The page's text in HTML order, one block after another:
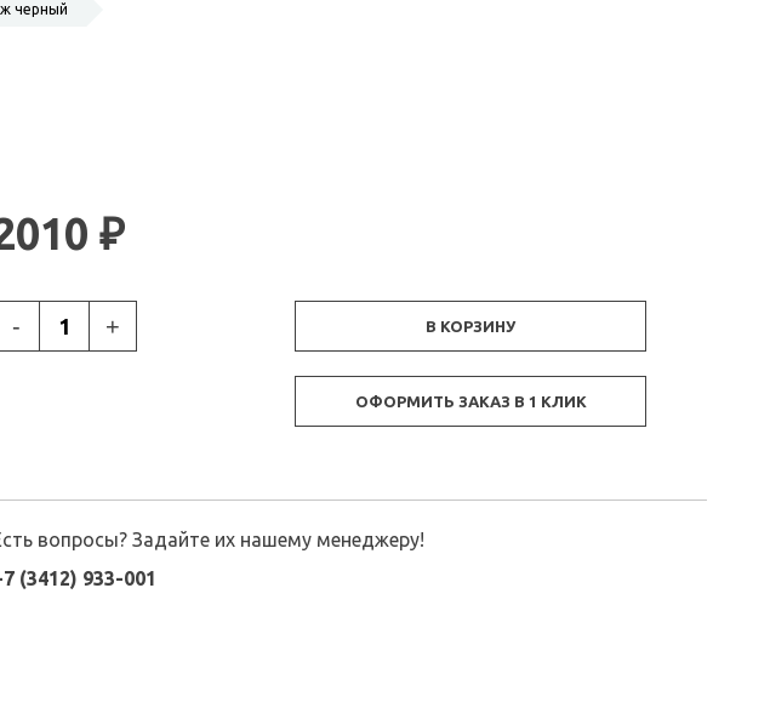
черный
₽
- + В КОРЗИНУ
ОФОРМИТЬ ЗАКАЗ В 1 КЛИК
вопросы? Задайте их нашему менеджеру!
(3412) 933-001